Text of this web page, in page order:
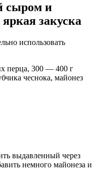
сыром и
закуска
использовать
перца, 300 — 400 г
чеснока, майонез
выдавленный через
немного майонеза и